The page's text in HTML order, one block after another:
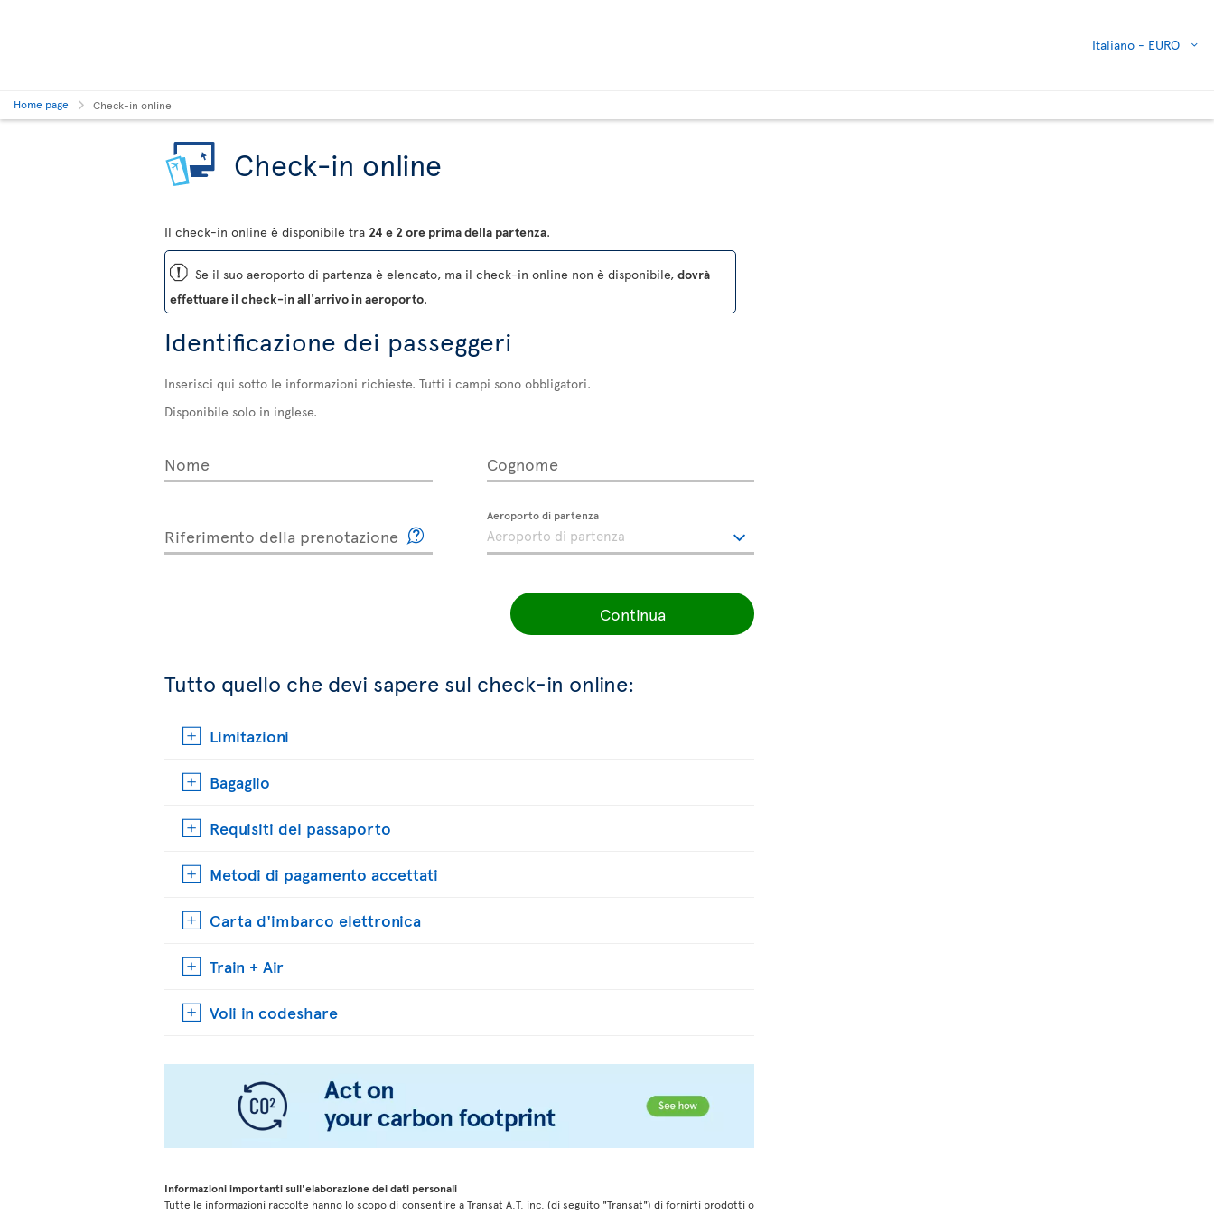
Italiano - EURO
Home page Check-in online
Check-in online
Il check-in online è disponibile tra 24 e 2 ore prima della partenza.
ü Se il suo aeroporto di partenza è elencato, ma il check-in online non è disponibile, dovrà
effettuare il check-in all'arrivo in aeroporto.
Identificazione dei passeggeri
Inserisci qui sotto le informazioni richieste. Tutti i campi sono obbligatori.
Disponibile solo in inglese.
Nome Cognome
Riferimento della prenotazione
Aeroporto di partenza
Continua
Tutto quello che devi sapere sul check-in online:
Limitazioni
Bagaglio
Requisiti del passaporto
Metodi di pagamento accettati
Carta d'imbarco elettronica
Train + Air
Voli in codeshare
Informazioni importanti sull'elaborazione dei dati personali
Tutte le informazioni raccolte hanno lo scopo di consentire a Transat A.T. inc. (di seguito "Transat") di fornirti prodotti o